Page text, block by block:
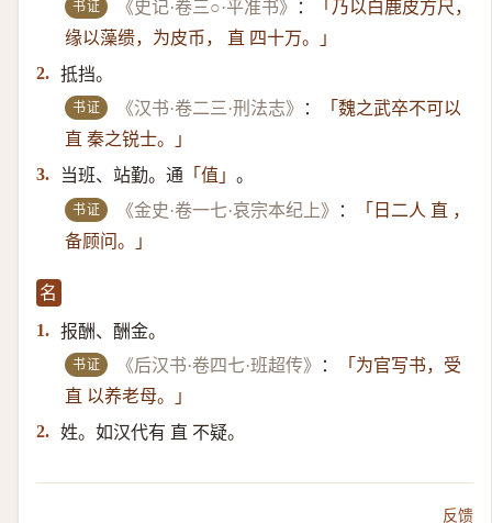
书证 《史记·卷三○·平准书》 ：
「乃以白鹿皮方尺，
缘以藻缋，为皮币， 直 四十万。」
2. 抵挡。
书证 《汉书·卷二三·刑法志》 ：
「魏之武卒不可以
直 秦之锐士。」
3.
当班、站勤。通 「值」 。
书证 《金史·卷一七·哀宗本纪上》 ：
「日二人 直 ，
备顾问。」
名
1. 报酬、酬金。
书证 《后汉书·卷四七·班超传》 ：
「为官写书，受
直 以养老母。」
2. 姓。如汉代有 直 不疑。
反馈